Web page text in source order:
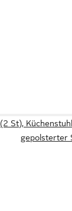
St),
gepolsterter